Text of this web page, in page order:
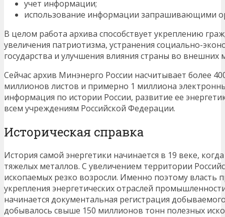
учет информации;
использование информации запрашивающими
В целом работа архива способствует укреплению
увеличения патриотизма, устранения социально-
государства и улучшения влияния страны во
Сейчас архив Минэнерго России насчитывает более
миллионов листов и примерно 1 миллиона
информация по истории России, развитие ее
всем учреждениям Российской Федерации.
Историческая справка
История самой энергетики начинается в 19 веке,
тяжелых металлов. С увеличением территории
ископаемых резко возросли. Именно поэтому власть
укрепления энергетических отраслей
начинается документальная регистрация
добывалось свыше 150 миллионов тонн полезных